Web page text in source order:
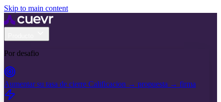
Skip to main content
Por desafio
Aumentar su tasa de cierre Calificacion → propuesta → firma